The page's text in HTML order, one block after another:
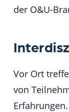
der O&U-
Vor Ort
von